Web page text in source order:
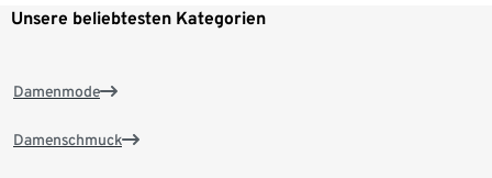
Unsere beliebtesten Kategorien
Damenmode
Damenschmuck